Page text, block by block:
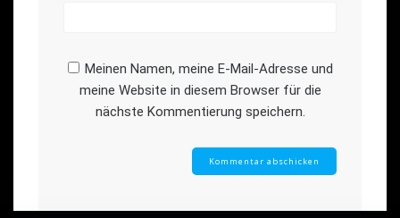
Meinen Namen, meine E-Mail-Adresse und
meine Website in diesem Browser für die
nächste Kommentierung speichern.